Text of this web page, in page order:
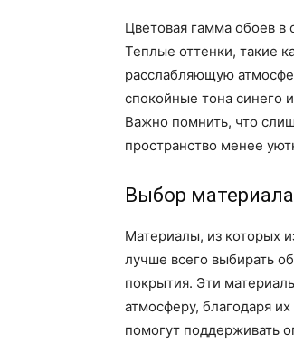
Цветовая гамма обоев в
Теплые оттенки, такие
расслабляющую
спокойные тона синего
Важно помнить, что
пространство менее
Выбор
Материалы, из которых
лучше всего выбирать
покрытия. Эти
атмосферу, благодаря
помогут поддерживать